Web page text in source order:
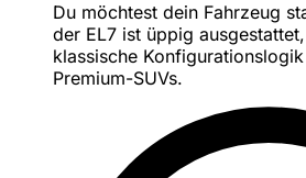
Du möchtest dein Fahrzeug
der EL7 ist üppig
klassische
Premium-SUVs.